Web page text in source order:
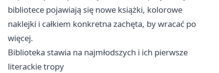
bibliotece pojawiają się nowe książki, kolorowe
naklejki i całkiem konkretna zachęta, by wracać po
więcej.
Biblioteka stawia na najmłodszych i ich pierwsze
literackie tropy